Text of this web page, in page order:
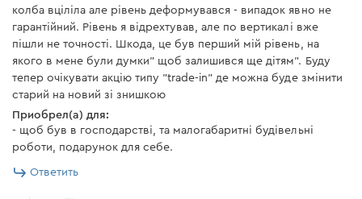
колба вціліла але рівень деформувався - випадок явно не
гарантійний. Рівень я відрехтував, але по вертикалі вже
пішли не точності. Шкода, це був перший мій рівень, на
якого в мене були думки" щоб залишився ще дітям". Буду
тепер очікувати акцію типу "trade-in" де можна буде змінити
старий на новий зі знишкою
Приобрел(а) для:
- щоб був в господарстві, та малогабаритні будівельні
роботи, подарунок для себе.
Ответить